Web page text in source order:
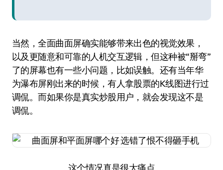
当然，全面曲面屏确实能够带来出色的视觉效果，
以及更随意和可靠的人机交互逻辑，但这种被“掰弯”
了的屏幕也有一些小问题，比如误触。还有当年华
为瀑布屏刚出来的时候，有人拿股票的K线图进行过
调侃。而如果你是真实炒股用户，就会发现这不是
调侃。